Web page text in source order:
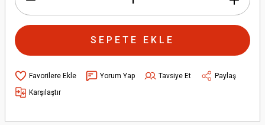
SEPETE EKLE
Yorum Yap Tavsiye Et
Paylaş
Karşılaştır